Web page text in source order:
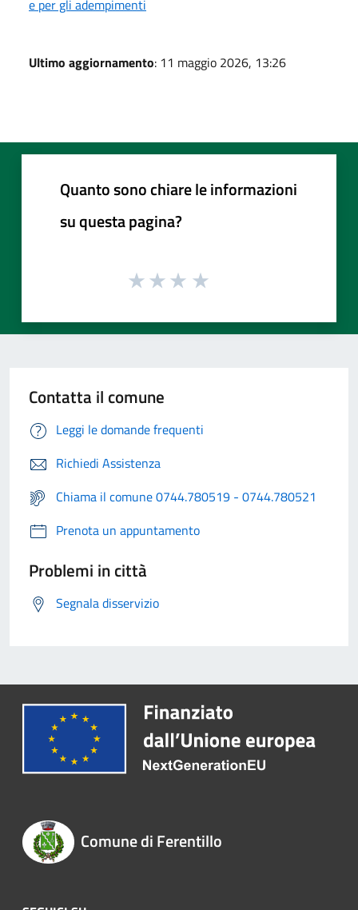
e per gli adempimenti
Ultimo aggiornamento: 11 maggio 2026, 13:26
Quanto sono chiare le informazioni
su questa pagina?
Contatta il comune
Leggi le domande frequenti
Richiedi Assistenza
Chiama il comune 0744.780519 - 0744.780521
Prenota un appuntamento
Problemi in città
Segnala disservizio
Comune di Ferentillo